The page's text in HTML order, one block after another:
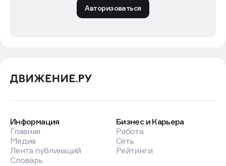
Авторизоваться
Информация
Главная
Медиа
Лента публикаций
Словарь
Бизнес и Карьера
Работа
Сеть
Рейтинги